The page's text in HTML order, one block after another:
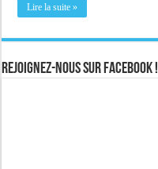
Lire la suite »
Rejoignez-nous sur Facebook !